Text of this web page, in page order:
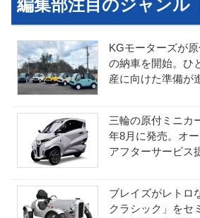
編集部注目のジャンル
KGモーターズが
の納車を開始。ひ
産に向けた準備が
三輪の原付ミニカ
年8月に発売。オ
アフターサービス
ブレイズがレトロ
クラシック」をセ